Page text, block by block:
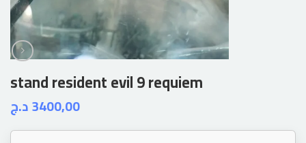
stand resident evil 9 requiem
3400,00د.ج